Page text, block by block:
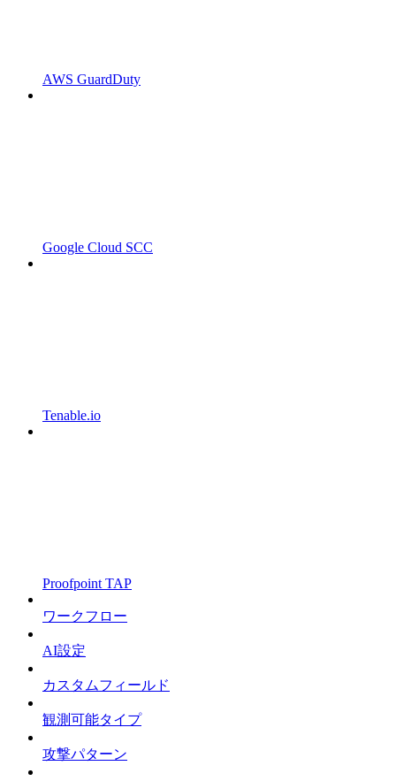
AWS GuardDuty
Google Cloud SCC
Tenable.io
Proofpoint TAP
ワークフロー
AI設定
カスタムフィールド
観測可能タイプ
攻撃パターン